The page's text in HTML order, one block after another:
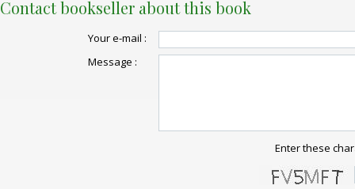
Contact bookseller about this book
Your e-mail :
Message :
Enter these